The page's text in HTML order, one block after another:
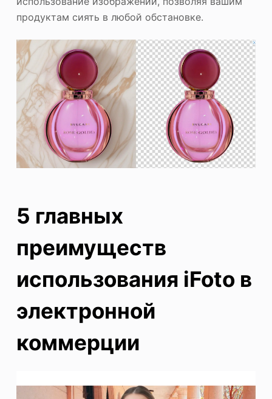
продуктам сиять в любой обстановке.
5 главных
преимуществ
использования iFoto в
электронной
коммерции